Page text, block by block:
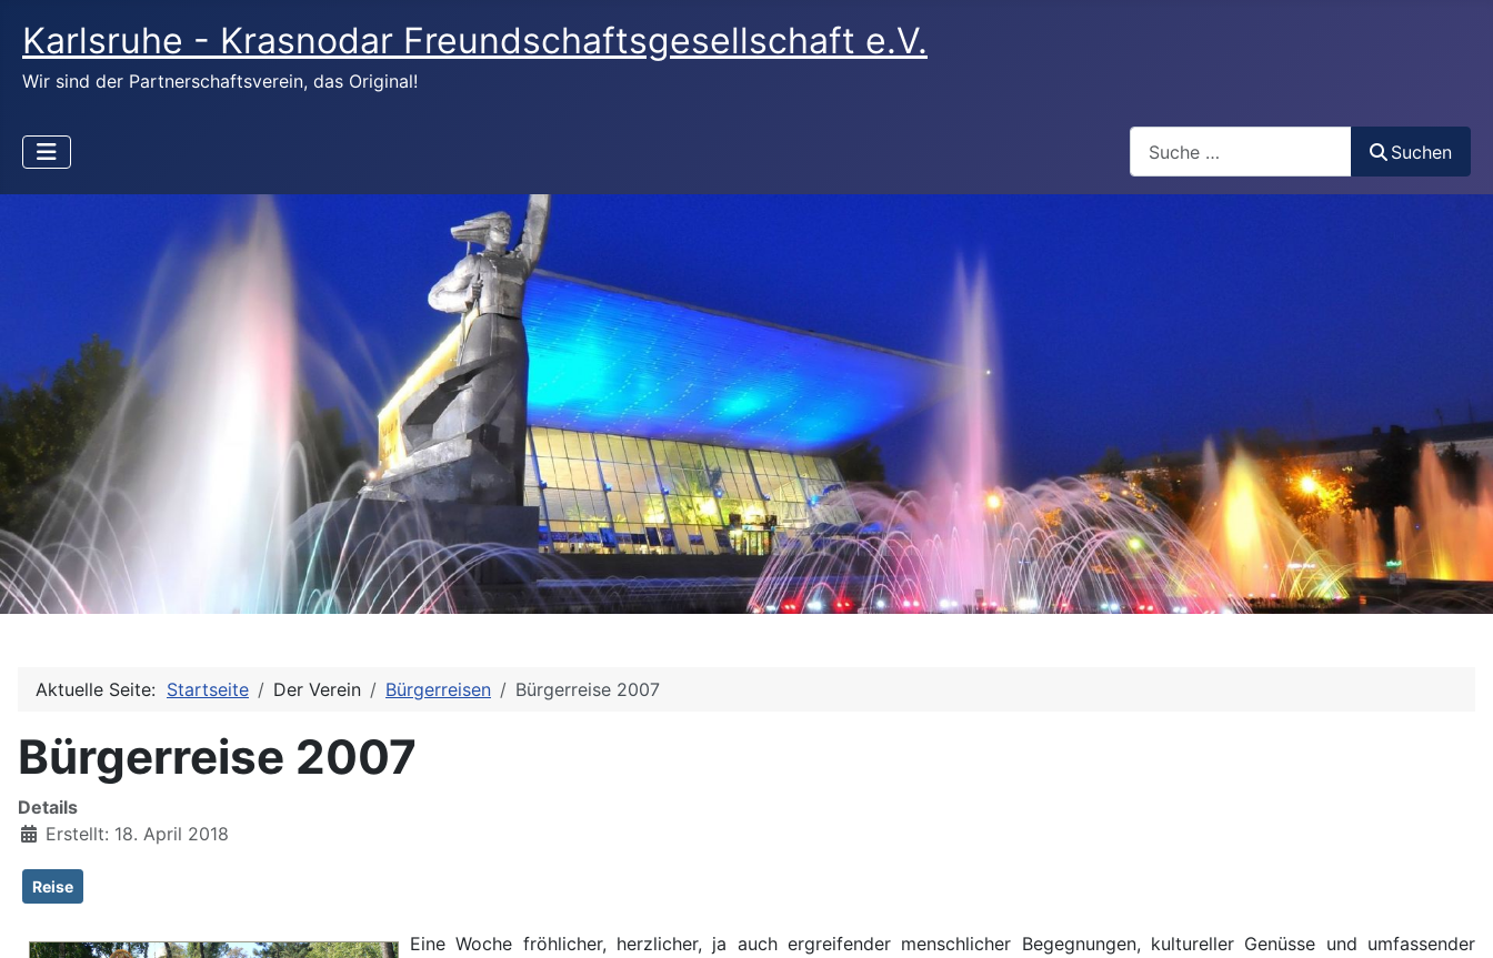
Karlsruhe - Krasnodar Freundschaftsgesellschaft e.V.
Wir sind der Partnerschaftsverein, das Original!
Suchen
Aktuelle Seite: Startseite Der Verein Bürgerreisen Bürgerreise 2007
Bürgerreise 2007
Details
Erstellt: 18. April 2018
Reise
Eine Woche fröhlicher, herzlicher, ja auch ergreifender menschlicher Begegnungen, kultureller Genüsse und umfassender